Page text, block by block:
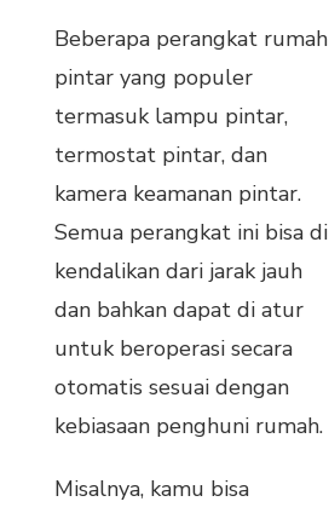
Beberapa perangkat rumah
pintar yang populer
termasuk lampu pintar,
termostat pintar, dan
kamera keamanan pintar.
Semua perangkat ini bisa di
kendalikan dari jarak jauh
dan bahkan dapat di atur
untuk beroperasi secara
otomatis sesuai dengan
kebiasaan penghuni rumah.
Misalnya, kamu bisa